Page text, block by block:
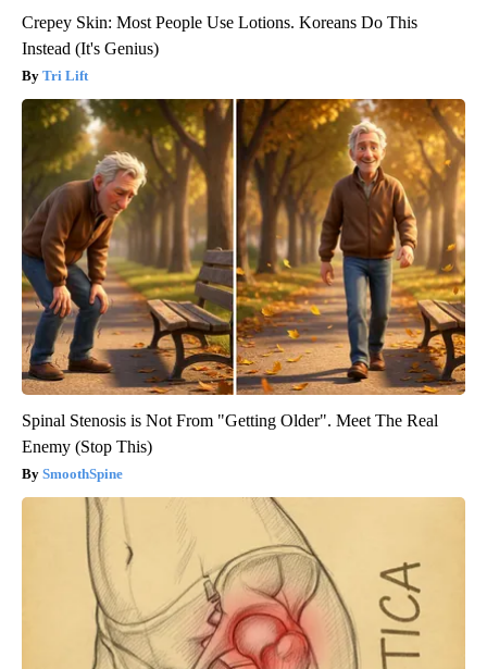
Crepey Skin: Most People Use Lotions. Koreans Do This
Instead (It's Genius)
Tri Lift
Spinal Stenosis is Not From "Getting Older". Meet The Real
Enemy (Stop This)
SmoothSpine